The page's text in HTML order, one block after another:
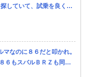
していて、試乗を良くし
車だけなのですが・・・
なのに８６だと叩かれ。
６もスバルＢＲＺも同じ
。 なのにトヨタ８６だ